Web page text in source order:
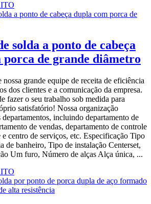
solda a ponto de cabeça
porca de grande diâmetro
nossa grande equipe de receita de eficiência
dos clientes e a comunicação da empresa.
fazer o seu trabalho sob medida para
satisfatório! Nossa organização
departamentos, incluindo departamento de
de vendas, departamento de controle
e centro de serviços, etc. Especificação Tipo
de banheiro, Tipo de instalação Centerset,
Um furo, Número de alças Alça única, ...